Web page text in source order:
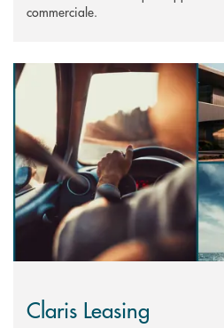
commerciale.
Scopri di più Claris Leasing
Claris Leasing